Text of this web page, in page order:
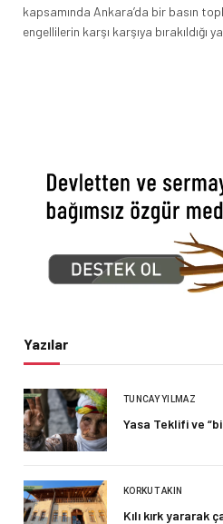
kapsamında Ankara’da bir basın
engellilerin karşı karşıya bırakıldığı
Yazılar
TUNCAY YILMAZ
Yasa Teklifi ve
KORKUT AKIN
Kılı kırk yararak